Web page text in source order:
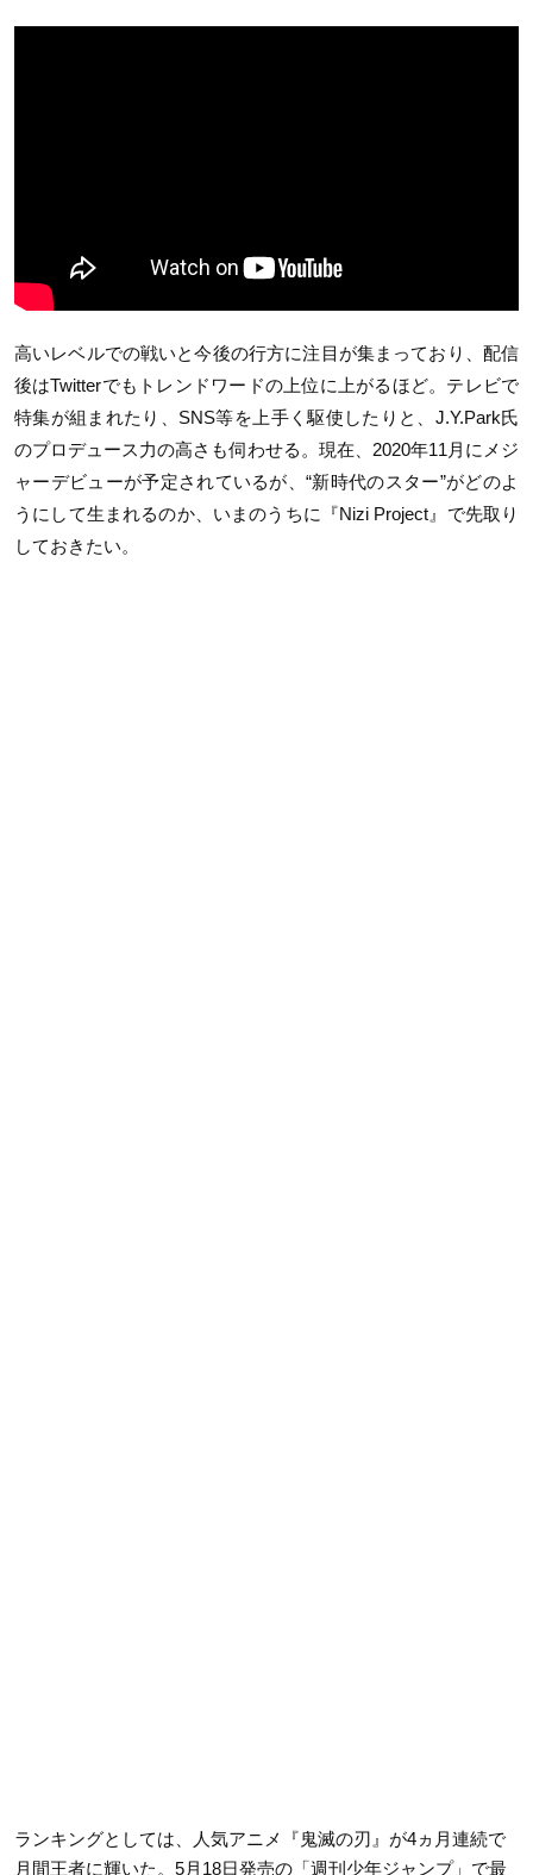
高いレベルでの戦いと今後の行方に注目が集まっており、配信
後はTwitterでもトレンドワードの上位に上がるほど。テレビで
特集が組まれたり、SNS等を上手く駆使したりと、J.Y.Park氏
のプロデュース力の高さも伺わせる。現在、2020年11月にメジ
ャーデビューが予定されているが、“新時代のスター”がどのよ
うにして生まれるのか、いまのうちに『Nizi Project』で先取り
しておきたい。
ランキングとしては、人気アニメ『鬼滅の刃』が4ヵ月連続で
月間王者に輝いた。5月18日発売の「週刊少年ジャンプ」で最